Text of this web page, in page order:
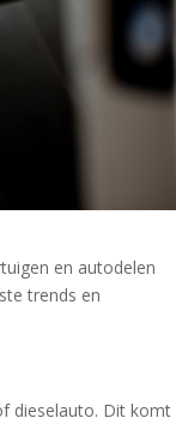
en autodelen
trends en
dieselauto. Dit komt